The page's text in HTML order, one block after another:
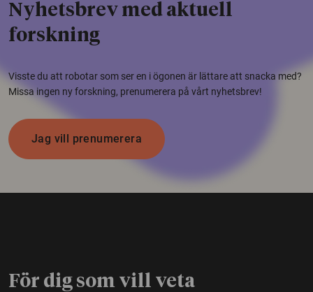
Nyhetsbrev med aktuell
forskning
Visste du att robotar som ser en i ögonen är lättare att snacka med?
Missa ingen ny forskning, prenumerera på vårt nyhetsbrev!
Jag vill prenumerera
För dig som vill veta